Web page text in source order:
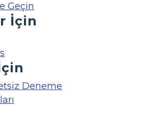
Geçin
İçin
Deneme